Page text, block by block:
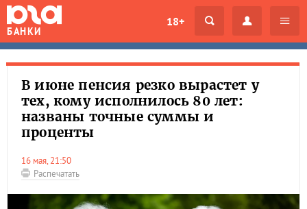
БАНКИ
18+
В июне пенсия резко вырастет у
тех, кому исполнилось 80 лет:
названы точные суммы и
проценты
16 мая, 21:50
Распечатать